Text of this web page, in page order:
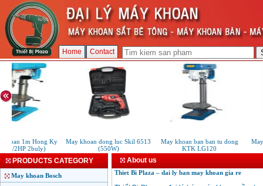
Home Contact
ban 1m Hong Ky
(1/2HP 2buly)
May khoan dong luc Skil 6513
(550W)
May khoan ban ban tu dong
KTK LG120
PRODUCTS CATEGORY
May khoan Bosch
About us
Thiet Bi Plaza – dai ly ban may khoan gia re